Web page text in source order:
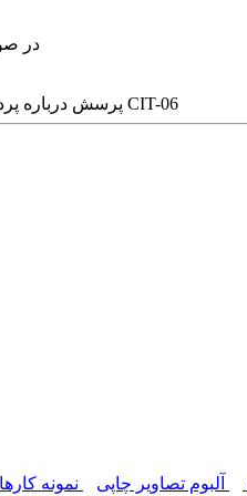
در
پرسش درباره پرده سیلوئت تصویری طرح شهر تاکسی زرد کد CIT-06
آلبوم تصاویر چاپی نمونه